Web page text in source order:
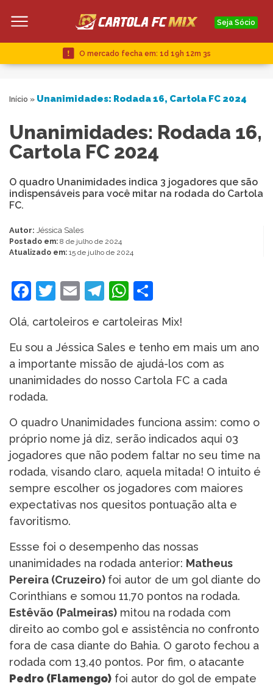
Seja Sócio
O mercado fecha em: 1d 19h 12m 2s
Início » Unanimidades: Rodada 16, Cartola FC 2024
Unanimidades: Rodada 16,
Cartola FC 2024
O quadro Unanimidades indica 3 jogadores que são
indispensáveis para você mitar na rodada do Cartola
FC.
Autor: Jéssica Sales
Postado em: 8 de julho de 2024
Atualizado em: 15 de julho de 2024
Facebook
Twitter
EmailTelegram
WhatsApp
Olá, cartoleiros e cartoleiras Mix!
Eu sou a Jéssica Sales e tenho em mais um ano
a importante missão de ajudá-los com as
unanimidades do nosso Cartola FC a cada
rodada.
O quadro Unanimidades funciona assim: como o
próprio nome já diz, serão indicados aqui 03
jogadores que não podem faltar no seu time na
rodada, visando claro, aquela mitada! O intuito é
sempre escolher os jogadores com maiores
expectativas nos quesitos pontuação alta e
favoritismo.
Essse foi o desempenho das nossas
unanimidades na rodada anterior: Matheus
Pereira (Cruzeiro) foi autor de um gol diante do
Corinthians e somou 11,70 pontos na rodada.
Estêvão (Palmeiras) mitou na rodada com
direito ao combo gol e assistência no confronto
fora de casa diante do Bahia. O garoto fechou a
rodada com 13,40 pontos. Por fim, o atacante
Pedro (Flamengo) foi autor do gol de empate